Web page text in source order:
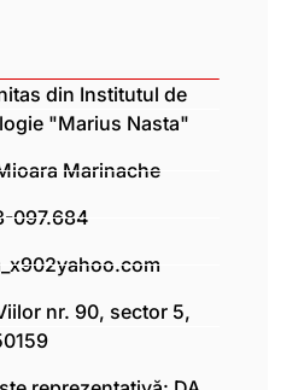
din Institutul de
"Marius Nasta"
Marinache
097.684
nr. 90, sector 5,